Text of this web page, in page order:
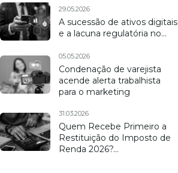
29.05.2026
A sucessão de ativos digitais
e a lacuna regulatória no…
05.05.2026
Condenação de varejista
acende alerta trabalhista
para o marketing
31.03.2026
Quem Recebe Primeiro a
Restituição do Imposto de
Renda 2026?…